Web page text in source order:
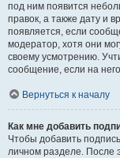
под ним появится
правок, а также дату и
появляется, если
модератор, хотя они
своему усмотрению.
сообщение, если на
Вернуться к началу
Как мне добавить
Чтобы добавить
личном разделе. После